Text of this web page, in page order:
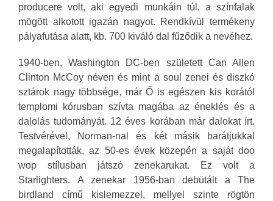
producere volt, aki egyedi munkáin túl, a színfalak
mögött alkotott igazán nagyot. Rendkívül termékeny
pályafutása alatt, kb. 700 kiváló dal fűződik a nevéhez.
1940-ben, Washington DC-ben született Can Allen
Clinton McCoy néven és mint a soul zenei és diszkó
sztárok nagy többsége, már Ő is egészen kis korától
templomi kórusban szívta magába az éneklés és a
dalolás tudományát. 12 éves korában már dalokat írt.
Testvérével, Norman-nal és két másik barátjukkal
megalapították, az 50-es évek közepén a saját doo
wop stílusban játszó zenekarukat. Ez volt a
Starlighters. A zenekar 1956-ban debütált a The
birdland című kislemezzel, mellyel szinte rögtön